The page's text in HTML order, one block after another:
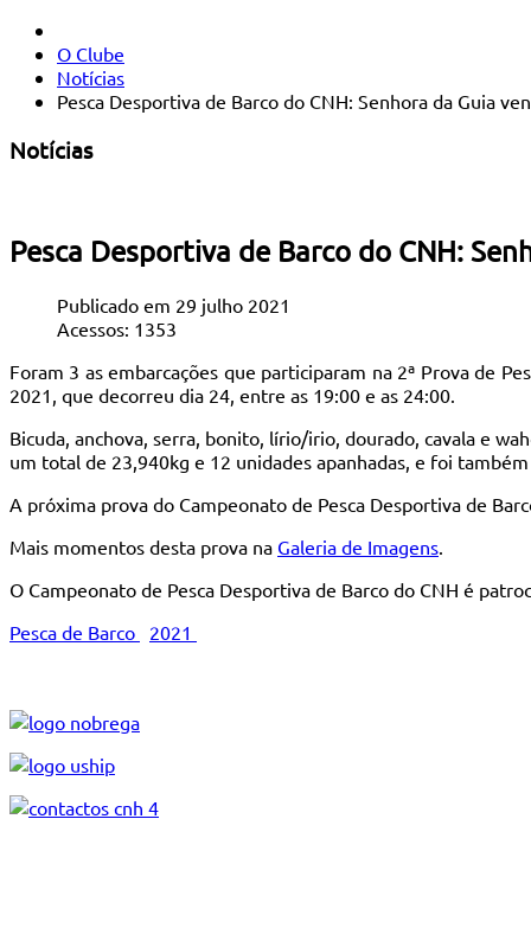
O Clube
Notícias
Pesca Desportiva de Barco do CNH: Senhora da Guia
Notícias
Pesca Desportiva de Barco do CNH:
Publicado em 29 julho 2021
Acessos: 1353
Foram 3 as embarcações que participaram na 2ª Prova de
2021, que decorreu dia 24, entre as 19:00 e as 24:00.
Bicuda, anchova, serra, bonito, lírio/irio, dourado, cavala e
um total de 23,940kg e 12 unidades apanhadas, e foi
A próxima prova do Campeonato de Pesca Desportiva de
Mais momentos desta prova na Galeria de Imagens.
O Campeonato de Pesca Desportiva de Barco do CNH é
Pesca de Barco
2021